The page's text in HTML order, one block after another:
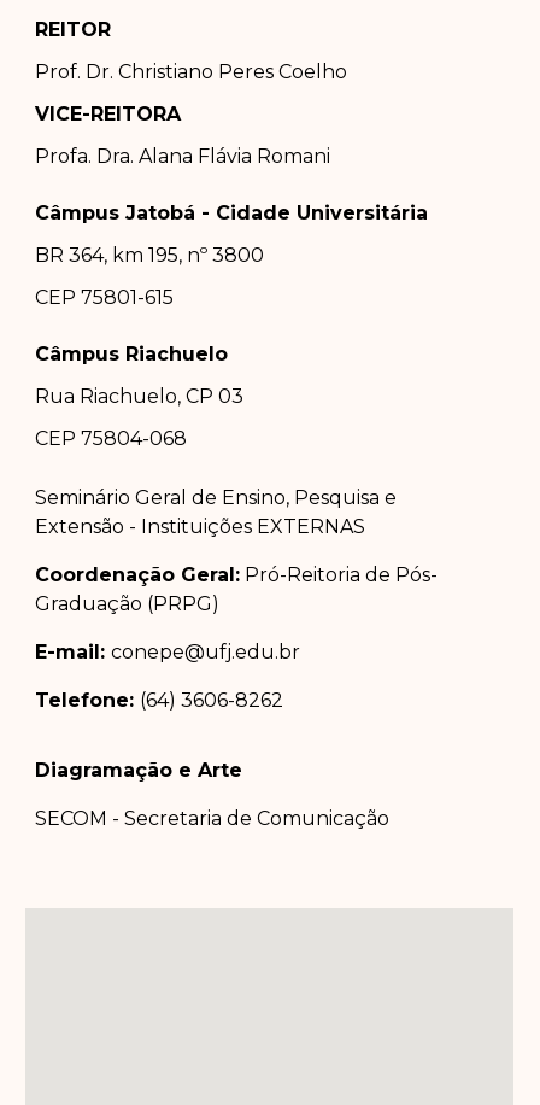
REITOR
Prof. Dr. Christiano Peres Coelho
VICE-REITORA
Profa. Dra. Alana Flávia Romani
Câmpus Jatobá - Cidade Universitária
BR 364, km 195, nº 3800
CEP 75801-615
Câmpus Riachuelo
Rua Riachuelo, CP 03
CEP 75804-068
Seminário Geral de Ensino, Pesquisa e
Extensão - Instituições EXTERNAS
Coordenação Geral: Pró-Reitoria de Pós-
Graduação (PRPG)
E-mail:conepe@ufj.edu.br
Telefone: (64) 3606-8262
Diagramação e Arte
SECOM - Secretaria de Comunicação